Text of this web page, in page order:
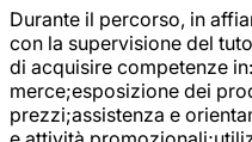
Durante il percorso, in
con la supervisione del
di acquisire competenze
merce;esposizione dei
prezzi;assistenza e